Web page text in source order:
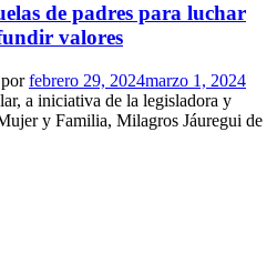
de padres para luchar
valores
febrero 29, 2024marzo 1, 2024
a iniciativa de la legisladora y
y Familia, Milagros Jáuregui de